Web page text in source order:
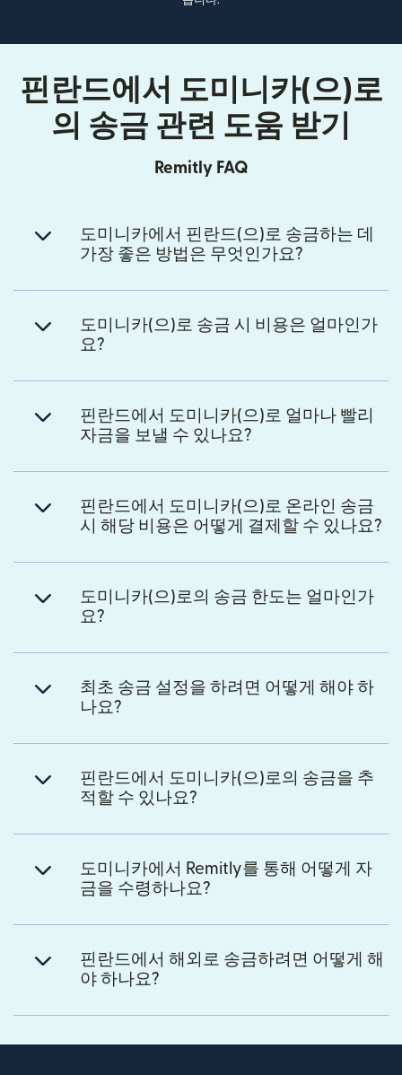
핀란드에서 도미니카(으)로
의 송금 관련 도움 받기
Remitly FAQ
도미니카에서 핀란드(으)로 송금하는 데
가장 좋은 방법은 무엇인가요?
도미니카(으)로 송금 시 비용은 얼마인가
요?
핀란드에서 도미니카(으)로 얼마나 빨리
자금을 보낼 수 있나요?
핀란드에서 도미니카(으)로 온라인 송금
시 해당 비용은 어떻게 결제할 수 있나요?
도미니카(으)로의 송금 한도는 얼마인가
요?
최초 송금 설정을 하려면 어떻게 해야 하
나요?
핀란드에서 도미니카(으)로의 송금을 추
적할 수 있나요?
도미니카에서 Remitly를 통해 어떻게 자
금을 수령하나요?
핀란드에서 해외로 송금하려면 어떻게 해
야 하나요?